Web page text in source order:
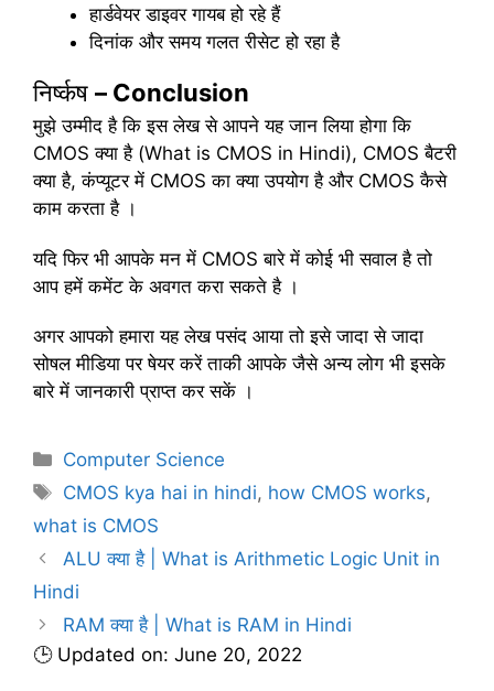
हार्डवेयर डाइवर गायब हो रहे हैं
दिनांक और समय गलत रीसेट हो रहा है
निर्ष्कष – Conclusion
मुझे उम्मीद है कि इस लेख से आपने यह जान लिया होगा कि
CMOS क्या है (What is CMOS in Hindi), CMOS बैटरी
क्या है, कंप्यूटर में CMOS का क्या उपयोग है और CMOS कैसे
काम करता है ।
यदि फिर भी आपके मन में CMOS बारे में कोई भी सवाल है तो
आप हमें कमेंट के अवगत करा सकते है ।
अगर आपको हमारा यह लेख पसंद आया तो इसे जादा से जादा
सोषल मीडिया पर षेयर करें ताकी आपके जैसे अन्य लोग भी इसके
बारे में जानकारी प्राप्त कर सकें ।
C
a
e
g
o
r
Computer Science
T
a
s
CMOS kya hai in hindi, how CMOS works,
what is CMOS
ALU क्या है | What is Arithmetic Logic Unit in
Hindi
RAM क्या है | What is RAM in Hindi
🕒 Updated on: June 20, 2022